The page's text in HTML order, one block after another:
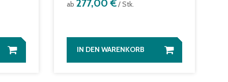
ab 277,00 €/ Stk.
IN DEN WARENKORB